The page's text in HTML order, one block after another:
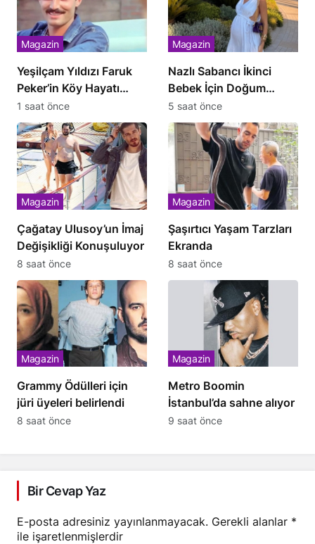
Yeşilçam Yıldızı Faruk
Peker’in Köy Hayatı
Kabusa Dönüştü
Magazin
1 saat önce
Nazlı Sabancı İkinci
Bebek İçin Doğum
Kararını Verdi
Magazin
5 saat önce
Çağatay Ulusoy’un İmaj
Değişikliği Konuşuluyor
Magazin
8 saat önce
Şaşırtıcı Yaşam Tarzları
Ekranda
Magazin
8 saat önce
Grammy Ödülleri için
jüri üyeleri belirlendi
Magazin
8 saat önce
Metro Boomin
İstanbul’da sahne alıyor
Magazin
9 saat önce
Bir Cevap Yaz
E-posta adresiniz yayınlanmayacak. Gerekli alanlar *
ile işaretlenmişlerdir